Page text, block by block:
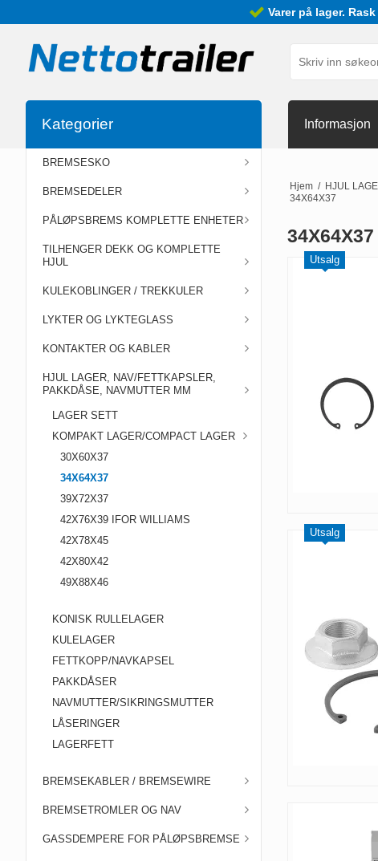
Varer på lager.
Informasjon
Kategorier
BREMSESKO
BREMSEDELER
PÅLØPSBREMS KOMPLETTE ENHETER
TILHENGER DEKK OG KOMPLETTE
HJUL
KULEKOBLINGER / TREKKULER
LYKTER OG LYKTEGLASS
KONTAKTER OG KABLER
HJUL LAGER, NAV/FETTKAPSLER,
PAKKDÅSE, NAVMUTTER MM
LAGER SETT
KOMPAKT LAGER/COMPACT LAGER
30X60X37
34X64X37
39X72X37
42X76X39 IFOR WILLIAMS
42X78X45
42X80X42
49X88X46
KONISK RULLELAGER
KULELAGER
FETTKOPP/NAVKAPSEL
PAKKDÅSER
NAVMUTTER/SIKRINGSMUTTER
LÅSERINGER
LAGERFETT
BREMSEKABLER / BREMSEWIRE
BREMSETROMLER OG NAV
GASSDEMPERE FOR PÅLØPSBREMSE
Hjem / HJUL
34X64X37
34X64X37
Utsalg
Utsalg